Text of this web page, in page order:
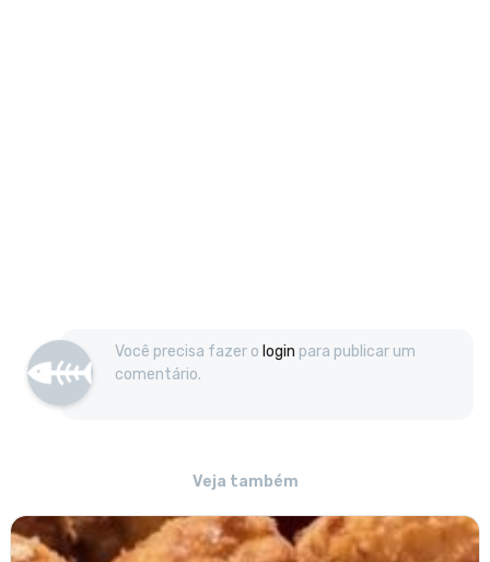
Você precisa fazer o login para publicar um
comentário.
Veja também